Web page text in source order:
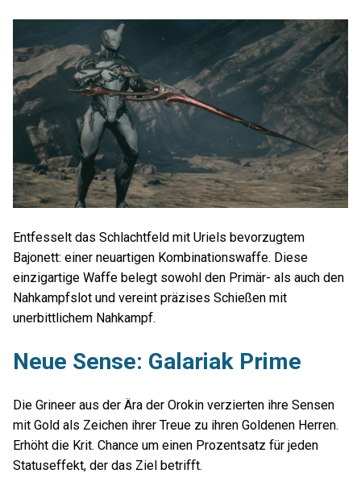
Entfesselt das Schlachtfeld mit Uriels bevorzugtem
Bajonett: einer neuartigen Kombinationswaffe. Diese
einzigartige Waffe belegt sowohl den Primär- als auch den
Nahkampfslot und vereint präzises Schießen mit
unerbittlichem Nahkampf.
Neue Sense: Galariak Prime
Die Grineer aus der Ära der Orokin verzierten ihre Sensen
mit Gold als Zeichen ihrer Treue zu ihren Goldenen Herren.
Erhöht die Krit. Chance um einen Prozentsatz für jeden
Statuseffekt, der das Ziel betrifft.